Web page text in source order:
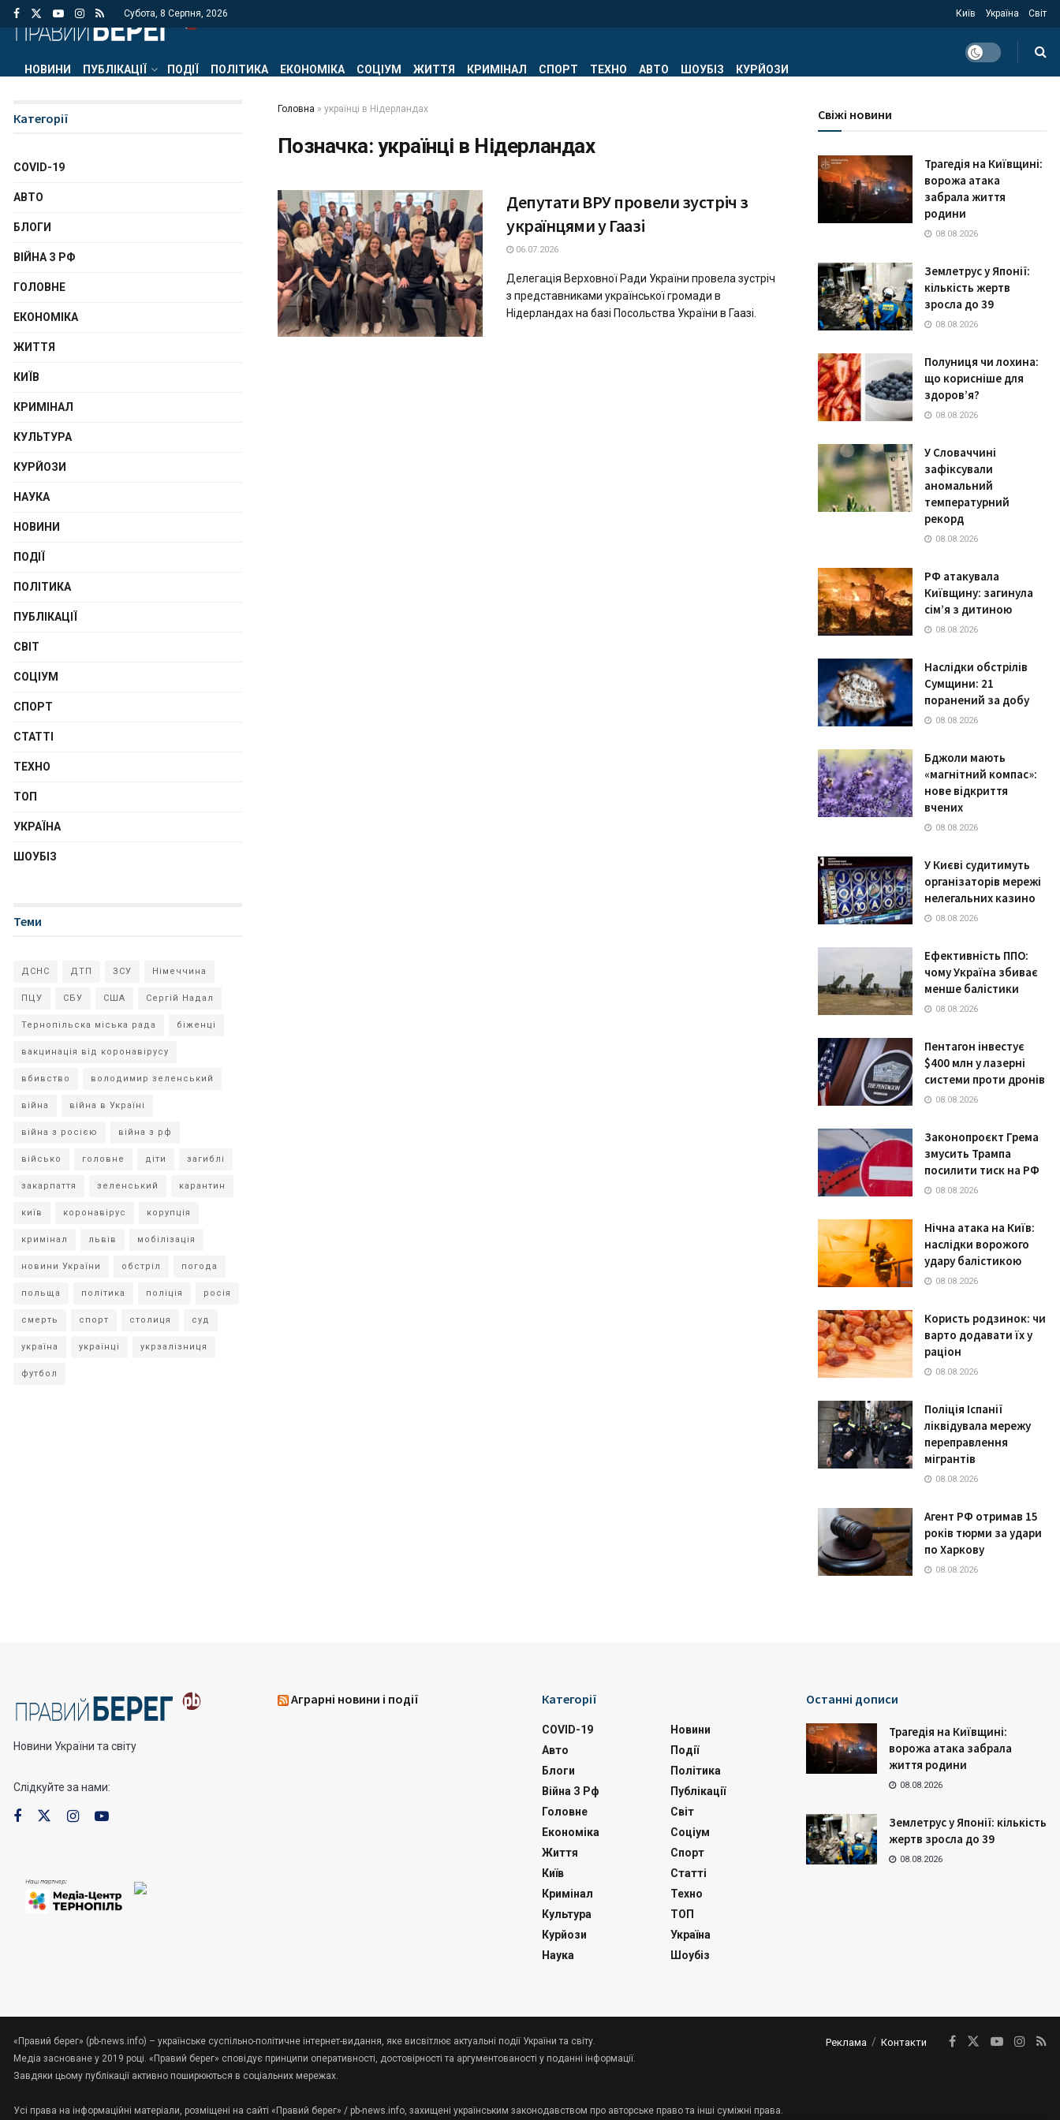
Субота, 8 Серпня, 2026 Київ Україна Світ
НОВИНИ ПУБЛІКАЦІЇ ПОДІЇ ПОЛІТИКА ЕКОНОМІКА СОЦІУМ ЖИТТЯ КРИМІНАЛ СПОРТ ТЕХНО АВТО ШОУБІЗ КУРЙОЗИ
Головна » українці в Нідерландах
Позначка: українці в Нідерландах
Депутати ВРУ провели зустріч з
українцями у Гаазі
06.07.2026
Делегація Верховної Ради України провела зустріч
з представниками української громади в
Нідерландах на базі Посольства України в Гаазі.
Категорії
COVID-19
АВТО
БЛОГИ
ВІЙНА З РФ
ГОЛОВНЕ
ЕКОНОМІКА
ЖИТТЯ
КИЇВ
КРИМІНАЛ
КУЛЬТУРА
КУРЙОЗИ
НАУКА
НОВИНИ
ПОДІЇ
ПОЛІТИКА
ПУБЛІКАЦІЇ
СВІТ
СОЦІУМ
СПОРТ
СТАТТІ
ТЕХНО
ТОП
УКРАЇНА
ШОУБІЗ
Теми
ДСНС ДТП ЗСУ Німеччина
ПЦУ СБУ США Сергій Надал
Тернопільска міська рада біженці
вакцинація від коронавірусу
вбивство володимир зеленський
війна війна в Україні
війна з росією війна з рф
військо головне діти загиблі
закарпаття зеленський карантин
київ коронавірус корупція
кримінал львів мобілізація
новини України обстріл погода
польща політика поліція росія
смерть спорт столиця суд
україна українці укрзалізниця
футбол
Свіжі новини
Трагедія на Київщині:
ворожа атака
забрала життя
родини
08.08.2026
Землетрус у Японії:
кількість жертв
зросла до 39
08.08.2026
Полуниця чи лохина:
що корисніше для
здоров’я?
08.08.2026
У Словаччині
зафіксували
аномальний
температурний
рекорд
08.08.2026
РФ атакувала
Київщину: загинула
сім’я з дитиною
08.08.2026
Наслідки обстрілів
Сумщини: 21
поранений за добу
08.08.2026
Бджоли мають
«магнітний компас»:
нове відкриття
вчених
08.08.2026
У Києві судитимуть
організаторів мережі
нелегальних казино
08.08.2026
Ефективність ППО:
чому Україна збиває
менше балістики
08.08.2026
Пентагон інвестує
$400 млн у лазерні
системи проти дронів
08.08.2026
Законопроєкт Грема
змусить Трампа
посилити тиск на РФ
08.08.2026
Нічна атака на Київ:
наслідки ворожого
удару балістикою
08.08.2026
Користь родзинок: чи
варто додавати їх у
раціон
08.08.2026
Поліція Іспанії
ліквідувала мережу
переправлення
мігрантів
08.08.2026
Агент РФ отримав 15
років тюрми за удари
по Харкову
08.08.2026
Новини України та світу
Слідкуйте за нами:
Аграрні новини і події Категорії
COVID-19
Авто
Блоги
Війна З Рф
Головне
Економіка
Життя
Київ
Кримінал
Культура
Курйози
Наука
Новини
Події
Політика
Публікації
Світ
Соціум
Спорт
Статті
Техно
ТОП
Україна
Шоубіз
Останні дописи
Трагедія на Київщині:
ворожа атака забрала
життя родини
08.08.2026
Землетрус у Японії: кількість
жертв зросла до 39
08.08.2026
Реклама Контакти
«Правий берег» (pb-news.info) – українське суспільно-політичне інтернет-видання, яке висвітлює актуальні події України та світу.
Медіа засноване у 2019 році. «Правий берег» сповідує принципи оперативності, достовірності та аргументованості у поданні інформації.
Завдяки цьому публікації активно поширюються в соціальних мережах.
Усі права на інформаційні матеріали, розміщені на сайті «Правий берег» / pb-news.info, захищені українським законодавством про авторське право та інші суміжні права.